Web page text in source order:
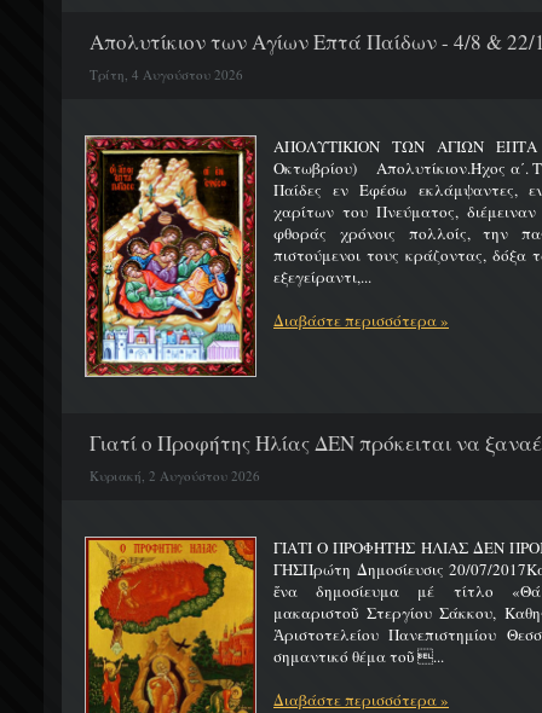
Απολυτίκιον των Αγίων Επτά Παίδων - 4/8 & 22/
Τρίτη, 4 Αυγούστου 2026
ΑΠΟΛΥΤΙΚΙΟΝ ΤΩΝ ΑΓΙΩΝ ΕΠΤΑ
Οκτωβρίου) Απολυτίκιον.Ήχος α΄.
Παίδες εν Εφέσω εκλάμψαντες,
χαρίτων του Πνεύματος,
φθοράς χρόνοις πολλοίς, την
πιστούμενοι τους κράζοντας,
εξεγείραντι,...
Διαβάστε περισσότερα »
Γιατί ο Προφήτης Ηλίας ΔΕΝ πρόκειται να
Κυριακή, 2 Αυγούστου 2026
ΓΙΑΤΙ Ο ΠΡΟΦΗΤΗΣ ΗΛΙΑΣ ΔΕΝ
ΓΗΣΠρώτη Δημοσίευσις 20/07/
ἕνα δημοσίευμα μέ τίτλο
μακαριστοῦ Στεργίου Σάκκου,
Ἀριστοτελείου Πανεπιστημίου
σημαντικό θέμα τοῦ ...
Διαβάστε περισσότερα »